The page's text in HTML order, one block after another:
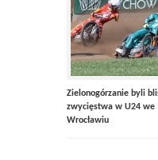
Zielonogórzanie byli
zwycięstwa w U24 we
Wrocławiu